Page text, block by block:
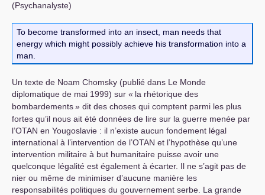
(Psychanalyste)
To become transformed into an insect, man needs that
energy which might possibly achieve his transformation into a
man.
Un texte de Noam Chomsky (publié dans Le Monde
diplomatique de mai 1999) sur « la rhétorique des
bombardements» dit des choses qui comptent parmi les plus
fortes qu’il nous ait été données de lire sur la guerre menée par
l’OTAN en Yougoslavie : il n’existe aucun fondement légal
international à l’intervention de l’OTAN et l’hypothèse qu’une
intervention militaire à but humanitaire puisse avoir une
quelconque légalité est également à écarter. Il ne s’agit pas de
nier ou même de minimiser d’aucune manière les
responsabilités politiques du gouvernement serbe. La grande